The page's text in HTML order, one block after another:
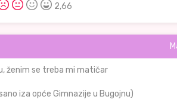
2,66
ženim se treba mi matičar
iza opće Gimnazije u Bugojnu)